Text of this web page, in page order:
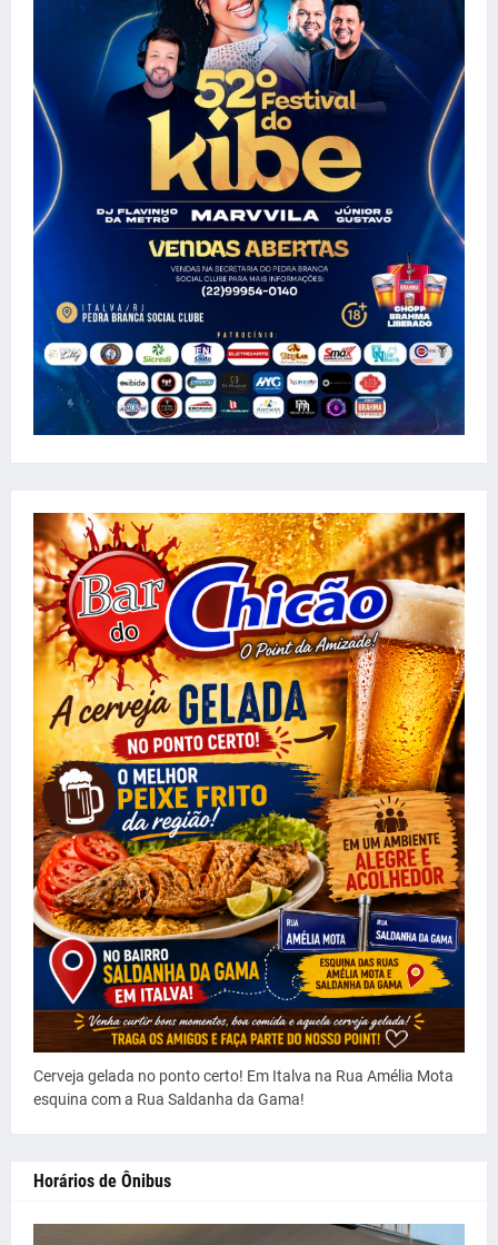
Cerveja gelada no ponto certo! Em Italva na Rua Amélia Mota
esquina com a Rua Saldanha da Gama!
Horários de Ônibus